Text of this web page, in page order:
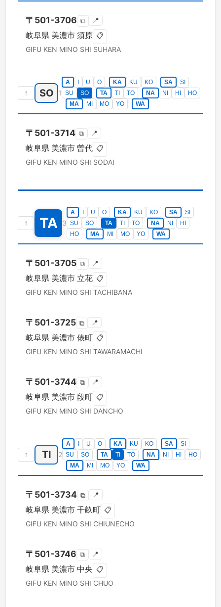
〒 501-3706 ⧉ 📍
岐阜県 美濃市 須原 📋
GIFU KEN MINO SHI SUHARA
↑ SO 1
A U O KA KU KO SA
SI
SU
SO TA TI TO NA NI HI
HO
MA
MI MO YO WA
〒 501-3714 ⧉ 📍
岐阜県 美濃市 曽代 📋
GIFU KEN MINO SHI SODAI
↑ TA 3
A U O KA KU KO SA
SI
SU
SO TA TI TO NA NI
HI
HO
MA MI MO YO WA
〒 501-3705 ⧉ 📍
岐阜県 美濃市 立花 📋
GIFU KEN MINO SHI TACHIBANA
〒 501-3725 ⧉ 📍
岐阜県 美濃市 俵町 📋
GIFU KEN MINO SHI TAWARAMACHI
〒 501-3744 ⧉ 📍
岐阜県 美濃市 段町 📋
GIFU KEN MINO SHI DANCHO
↑ TI 2
A U O KA KU KO SA
SI
SU
SO TA TI TO NA NI HI
HO
MA
MI MO YO WA
〒 501-3734 ⧉ 📍
岐阜県 美濃市 千畝町 📋
GIFU KEN MINO SHI CHIUNECHO
〒 501-3746 ⧉ 📍
岐阜県 美濃市 中央 📋
GIFU KEN MINO SHI CHUO